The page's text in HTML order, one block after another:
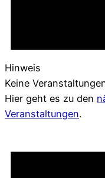
Hinweis
Keine
Hier geht es zu den
Veranstaltungen.